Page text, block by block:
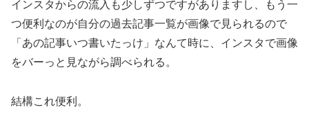
インスタからの流入も少しずつですがありますし、もう一
つ便利なのが自分の過去記事一覧が画像で見られるので
「あの記事いつ書いたっけ」なんて時に、インスタで画像
をバーっと見ながら調べられる。
結構これ便利。